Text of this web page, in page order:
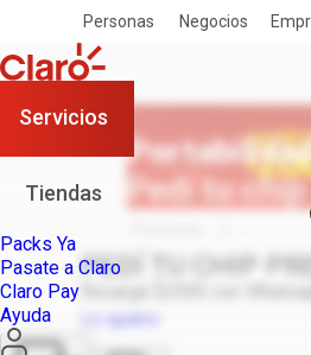
Personas Negocios
Servicios
Tiendas
Packs Ya
Pasate a Claro
Claro Pay
Ayuda
Pedí tu chip
PEDÍ TU CHIP
Lo quiero